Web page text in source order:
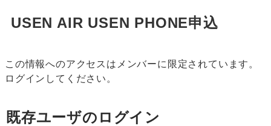
USEN AIR USEN PHONE申込
この情報へのアクセスはメンバーに限定されています。
ログインしてください。
既存ユーザのログイン